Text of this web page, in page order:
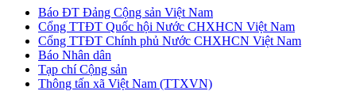
Báo ĐT Đảng Cộng sản Việt Nam
Cổng TTĐT Quốc hội Nước CHXHCN Việt Nam
Cổng TTĐT Chính phủ Nước CHXHCN Việt Nam
Báo Nhân dân
Tạp chí Cộng sản
Thông tấn xã Việt Nam (TTXVN)